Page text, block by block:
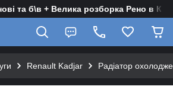
та б\в + Велика розборка Рено в
Renault Kadjar Радіатор